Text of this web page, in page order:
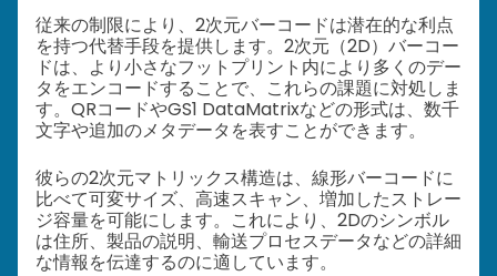
従来の制限により、2次元バーコードは潜在的な利点
を持つ代替手段を提供します。2次元（2D）バーコー
ドは、より小さなフットプリント内により多くのデー
タをエンコードすることで、これらの課題に対処しま
す。QRコードやGS1 DataMatrixなどの形式は、数千
文字や追加のメタデータを表すことができます。
彼らの2次元マトリックス構造は、線形バーコードに
比べて可変サイズ、高速スキャン、増加したストレー
ジ容量を可能にします。これにより、2Dのシンボル
は住所、製品の説明、輸送プロセスデータなどの詳細
な情報を伝達するのに適しています。